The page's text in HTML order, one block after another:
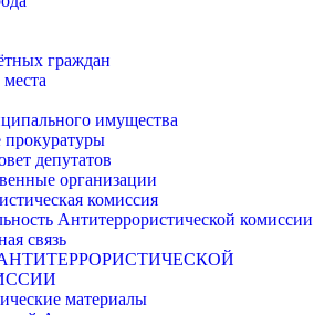
граждан
имущества
прокуратуры
депутатов
организации
комиссия
Антитеррористической комиссии
связь
материалы